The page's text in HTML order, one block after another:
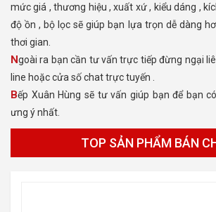
mức giá , thương hiệu , xuất xứ , kiểu dáng ,
độ ồn , bộ lọc sẽ giúp bạn lựa trọn dễ dàng
thơi gian.
Ngoài ra bạn cần tư vấn trực tiếp đừng ngại liên hệ trực tiếp số Hot
line hoặc cửa số chat trực tuyến .
Bếp Xuân Hùng sẽ tư vấn giúp bạn để bạn có lựa trọn sản phẩm
ưng ý nhất.
TOP SẢN PHẨM BÁN